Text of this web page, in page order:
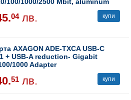
04 лв. купи
AXAGON ADE-TXCA USB-C
+ USB-A reduction- Gigabit
1000 Adapter
51 лв. купи